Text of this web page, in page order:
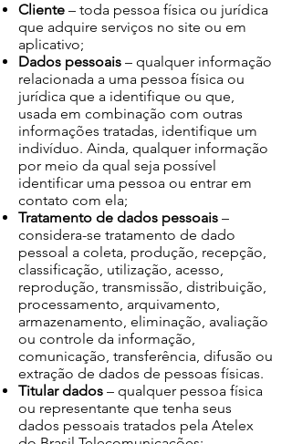
Cliente – toda pessoa física ou jurídica
que adquire serviços no site ou em
aplicativo;
Dados pessoais – qualquer informação
relacionada a uma pessoa física ou
jurídica que a identifique ou que,
usada em combinação com outras
informações tratadas, identifique um
indivíduo. Ainda, qualquer informação
por meio da qual seja possível
identificar uma pessoa ou entrar em
contato com ela;
Tratamento de dados pessoais –
considera-se tratamento de dado
pessoal a coleta, produção, recepção,
classificação, utilização, acesso,
reprodução, transmissão, distribuição,
processamento, arquivamento,
armazenamento, eliminação, avaliação
ou controle da informação,
comunicação, transferência, difusão ou
extração de dados de pessoas físicas.
Titular dados – qualquer pessoa física
ou representante que tenha seus
dados pessoais tratados pela Atelex